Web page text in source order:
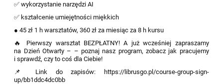
✅ wykorzystanie narzędzi AI
✅ kształcenie umiejętności miękkich
● 45 zł 1 h warsztatów, 360 zł za miesiąc za 8 h kursu
🔥 Pierwszy warsztat BEZPŁATNY! A już wcześniej zapraszamy
na Dzień Otwarty – – poznaj nasz program, zobacz jak pracujemy
i sprawdź, czy to coś dla Ciebie!
📌 Link do zapisów: https://librusgo.pl/course-group-sign-
up/bb1ddc4dc0bb